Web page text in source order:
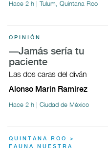
Hace 2 h | Tulum, Quintana Roo
OPINIÓN
—Jamás sería tu
paciente
Las dos caras del diván
Alonso Marín Ramírez
Hace 2 h | Ciudad de México
QUINTANA ROO >
FAUNA NUESTRA